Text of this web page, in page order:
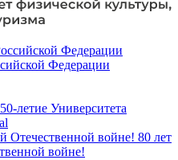
Федерации
50-летие Университета
80 лет
войне!